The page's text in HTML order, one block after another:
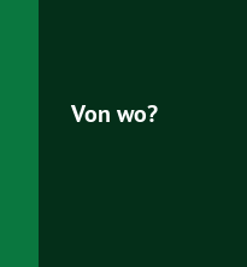
Von wo?